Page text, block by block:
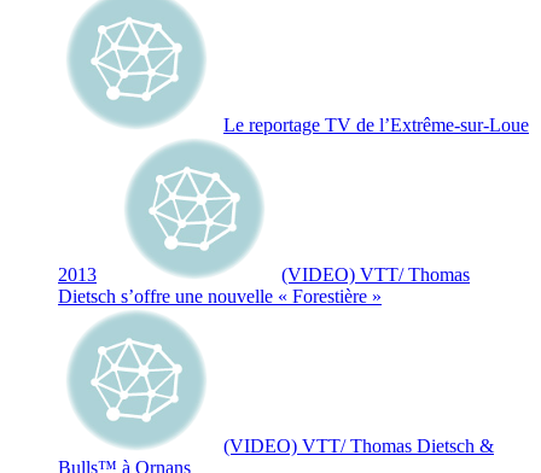
Le reportage TV de l’Extrême-sur-Loue
2013
(VIDEO) VTT/ Thomas
Dietsch s’offre une nouvelle « Forestière »
(VIDEO) VTT/ Thomas Dietsch &
Bulls™ à Ornans